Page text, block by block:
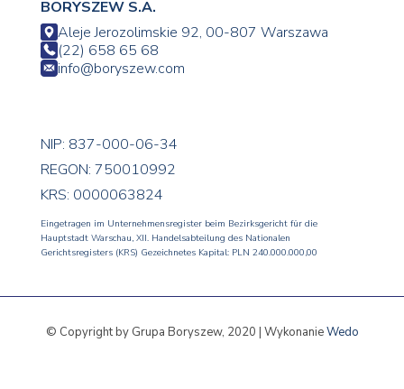
BORYSZEW S.A.
Aleje Jerozolimskie 92, 00-807 Warszawa
(22) 658 65 68
info@boryszew.com
NIP: 837-000-06-34
REGON: 750010992
KRS: 0000063824
Eingetragen im Unternehmensregister beim Bezirksgericht für die
Hauptstadt Warschau, XII. Handelsabteilung des Nationalen
Gerichtsregisters (KRS) Gezeichnetes Kapital: PLN 240.000.000,00
© Copyright by Grupa Boryszew, 2020 | WykonanieWedo